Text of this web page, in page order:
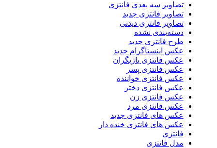
تصاویر سه بعدی فانتزی
تصاویر فانتزی جدید
تصاویر فانتزی دیدنی
دسته‌بندی نشده
طرح فانتزی جدید
عکس اینستاگرام جدید
عکس فانتزی بازیگران
عکس فانتزی پسر
عکس فانتزی خواننده
عکس فانتزی دختر
عکس فانتزی زن
عکس فانتزی مرد
عکس های فانتزی جدید
عکس های فانتزی خنده دار
فانتزی
مدل فانتزی